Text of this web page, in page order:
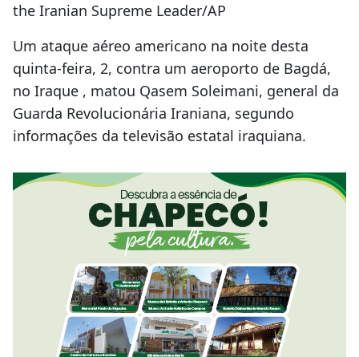
the Iranian Supreme Leader/AP
Um ataque aéreo americano na noite desta
quinta-feira, 2, contra um aeroporto de Bagdá,
no Iraque , matou Qasem Soleimani, general da
Guarda Revolucionária Iraniana, segundo
informações da televisão estatal iraquiana.